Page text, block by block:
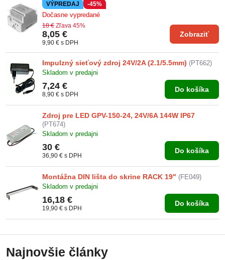
VÝPREDAJ -45%
Dočasne vypredané
8,05 €
9,90 € s DPH
18 € Zľava 45%
Zobraziť
Impulzný sieťový zdroj 24V/2A (2.1/5.5mm) (PT662)
Skladom v predajni
7,24 €
8,90 € s DPH
Do košíka
Zdroj pre LED GPV-150-24, 24V/6A 144W IP67
(PT674)
Skladom v predajni
30 €
36,90 € s DPH
Do košíka
Montážna DIN lišta do skrine RACK 19" (FE049)
Skladom v predajni
16,18 €
19,90 € s DPH
Do košíka
Najnovšie články